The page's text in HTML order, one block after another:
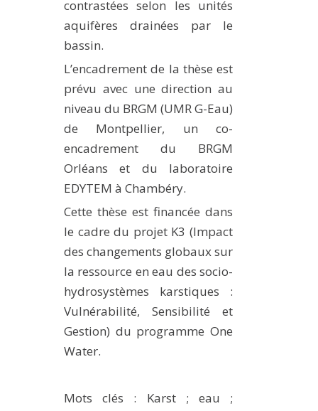
contrastées selon les unités
aquifères drainées par le
bassin.
L’encadrement de la thèse est
prévu avec une direction au
niveau du BRGM (UMR G-Eau)
de Montpellier, un co-
encadrement du BRGM
Orléans et du laboratoire
EDYTEM à Chambéry.
Cette thèse est financée dans
le cadre du projet K3 (Impact
des changements globaux sur
la ressource en eau des socio-
hydrosystèmes karstiques :
Vulnérabilité, Sensibilité et
Gestion) du programme One
Water.
Mots clés : Karst ; eau ;